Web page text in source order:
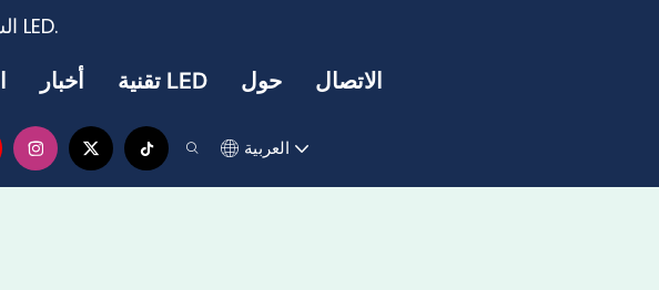
مزود حلول نظام الإضاءة LED الشامل مع أكثر من 10 سنوات من الخبرة في إنتاج وتصدير شريط الإضاءة LED.
أخبار تقنية LED حول الاتصال
العربية